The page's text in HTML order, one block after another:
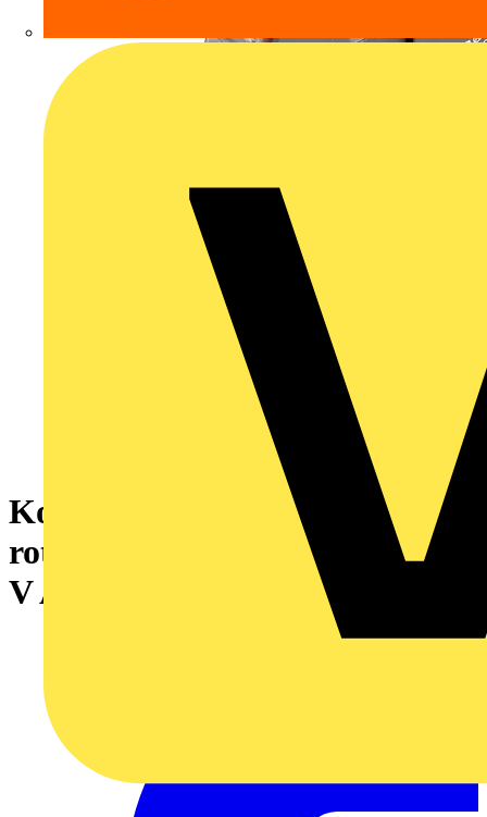
Koppelrelais, 115 V AC, LED
rot, 2 Wechsler (AgSnO) , 250
V AC, 5 A, PUSH IN